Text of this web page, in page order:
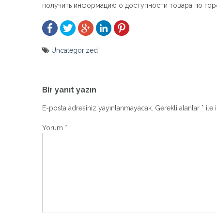
получить информацию о доступности товара по
Uncategorized
gezinmesi
Bir yanıt yazın
E-posta adresiniz yayınlanmayacak. Gerekli alanlar * ile
Yorum *